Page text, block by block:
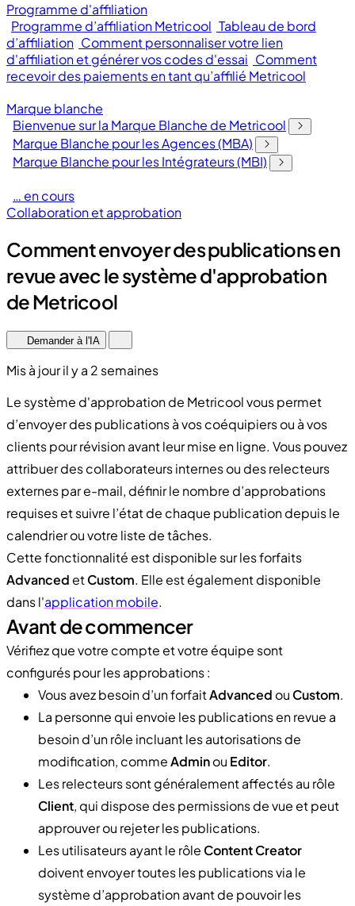
Programme d'affiliation
Programme d’affiliation Metricool Tableau de bord
d’affiliation Comment personnaliser votre lien
d'affiliation et générer vos codes d'essai Comment
recevoir des paiements en tant qu’affilié Metricool
Marque blanche
Bienvenue sur la Marque Blanche de Metricool
Marque Blanche pour les Agences (MBA)
Marque Blanche pour les Intégrateurs (MBI)
… en cours
Collaboration et approbation
Comment envoyer des publications en
revue avec le système d'approbation
de Metricool
Demander à l'IA
Mis à jour il y a 2 semaines
Le système d'approbation de Metricool vous permet
d’envoyer des publications à vos coéquipiers ou à vos
clients pour révision avant leur mise en ligne. Vous pouvez
attribuer des collaborateurs internes ou des relecteurs
externes par e-mail, définir le nombre d’approbations
requises et suivre l’état de chaque publication depuis le
calendrier ou votre liste de tâches.
Cette fonctionnalité est disponible sur les forfaits
AdvancedetCustom. Elle est également disponible
dans l'application mobile.
Avant de commencer
Vérifiez que votre compte et votre équipe sont
configurés pour les approbations :
Vous avez besoin d’un forfaitAdvanced ou Custom.
La personne qui envoie les publications en revue a
besoin d’un rôle incluant les autorisations de
modification, commeAdminou Editor.
Les relecteurs sont généralement affectés au rôle
Client, qui dispose des permissions de vue et peut
approuver ou rejeter les publications.
Les utilisateurs ayant le rôle Content Creator
doivent envoyer toutes les publications via le
système d’approbation avant de pouvoir les